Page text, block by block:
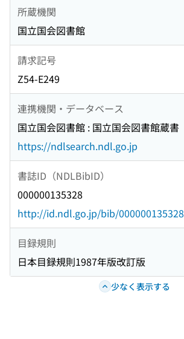
所蔵機関
国立国会図書館
請求記号
Z54-E249
連携機関・データベース
国立国会図書館 : 国立国会図書館蔵書
https://ndlsearch.ndl.go.jp
書誌ID（NDLBibID）
000000135328
http://id.ndl.go.jp/bib/000000135328
目録規則
日本目録規則1987年版改訂版
少なく表示する